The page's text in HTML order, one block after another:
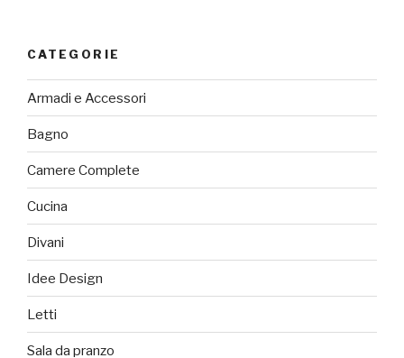
CATEGORIE
Armadi e Accessori
Bagno
Camere Complete
Cucina
Divani
Idee Design
Letti
Sala da pranzo